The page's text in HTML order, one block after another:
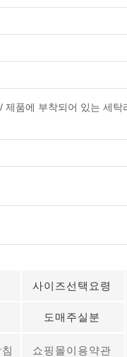
제품에 부착되어 있는 세탁
사이즈선택요령
도매주실분
쇼핑몰이용약관